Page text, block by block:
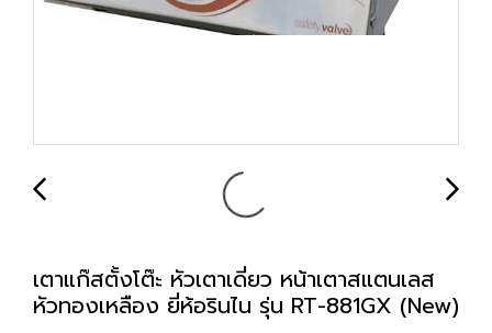
เตาแก๊สตั้งโต๊ะ หัวเตาเดี่ยว หน้าเตาสแตนเลส
หัวทองเหลือง ยี่ห้อรินไน รุ่น RT-881GX (New)